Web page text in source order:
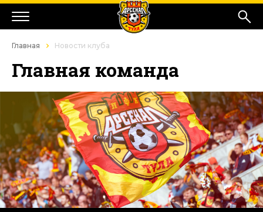
Главная Новости клуба
Главная команда